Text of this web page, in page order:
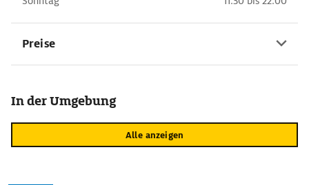
Preise
In der Umgebung
Alle anzeigen